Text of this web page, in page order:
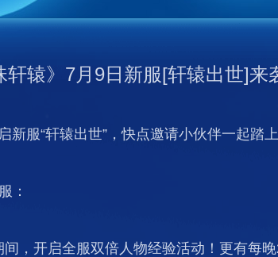
轩辕》7月9日新服[轩辕出世]来
新服“轩辕出世”，快点邀请小伙伴一起踏
：
，开启全服双倍人物经验活动！更有每